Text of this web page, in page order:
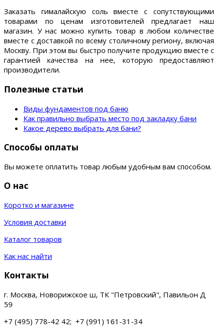
Заказать гималайскую соль вместе с сопутствующими
товарами по ценам изготовителей предлагает наш
магазин. У нас можно купить товар в любом количестве
вместе с доставкой по всему столичному региону, включая
Москву. При этом вы быстро получите продукцию вместе с
гарантией качества на нее, которую предоставляют
производители.
Полезные статьи
Виды фундаментов под баню
Как правильно выбрать место под закладку бани
Какое дерево выбрать для бани?
Способы оплаты
Вы можете оплатить товар любым удобным вам способом.
О нас
Коротко и магазине
Условия доставки
Каталог товаров
Как нас найти
Контакты
г. Москва, Новорижское ш, ТК "Петровский", Павильон Д
59
+7 (495) 778-42 42; +7 (991) 161-31-34